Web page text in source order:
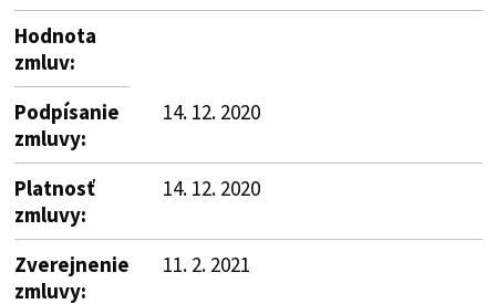
Hodnota
zmluv:
Podpísanie
zmluvy:
14. 12. 2020
Platnosť
zmluvy:
14. 12. 2020
Zverejnenie
zmluvy:
11. 2. 2021